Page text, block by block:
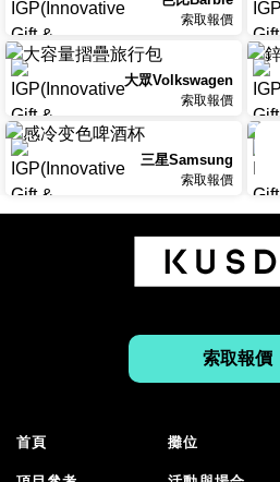
索取報價
大眾Volkswagen
索取報價
三星Samsung
索取報價
索取報價
首頁 攤位